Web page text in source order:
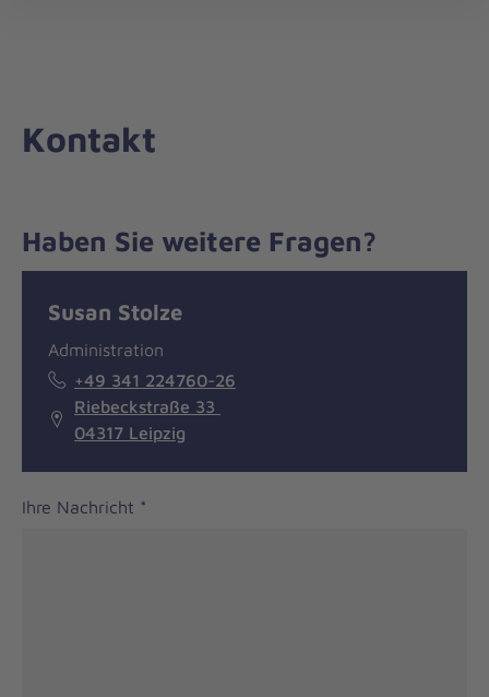
zum
Kontakt
Haben Sie weitere Fragen?
Susan Stolze
Administration
+49 341 224760-26
Riebeckstraße 33
04317 Leipzig
Ihre Nachricht *